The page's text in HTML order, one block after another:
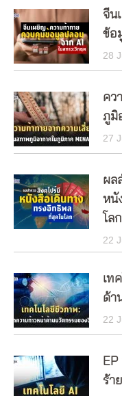
จีน
ข้อ
28
คว
ภูมิ
27
ผล
หนั
โลก
22
เท
ด้า
22
ร้า